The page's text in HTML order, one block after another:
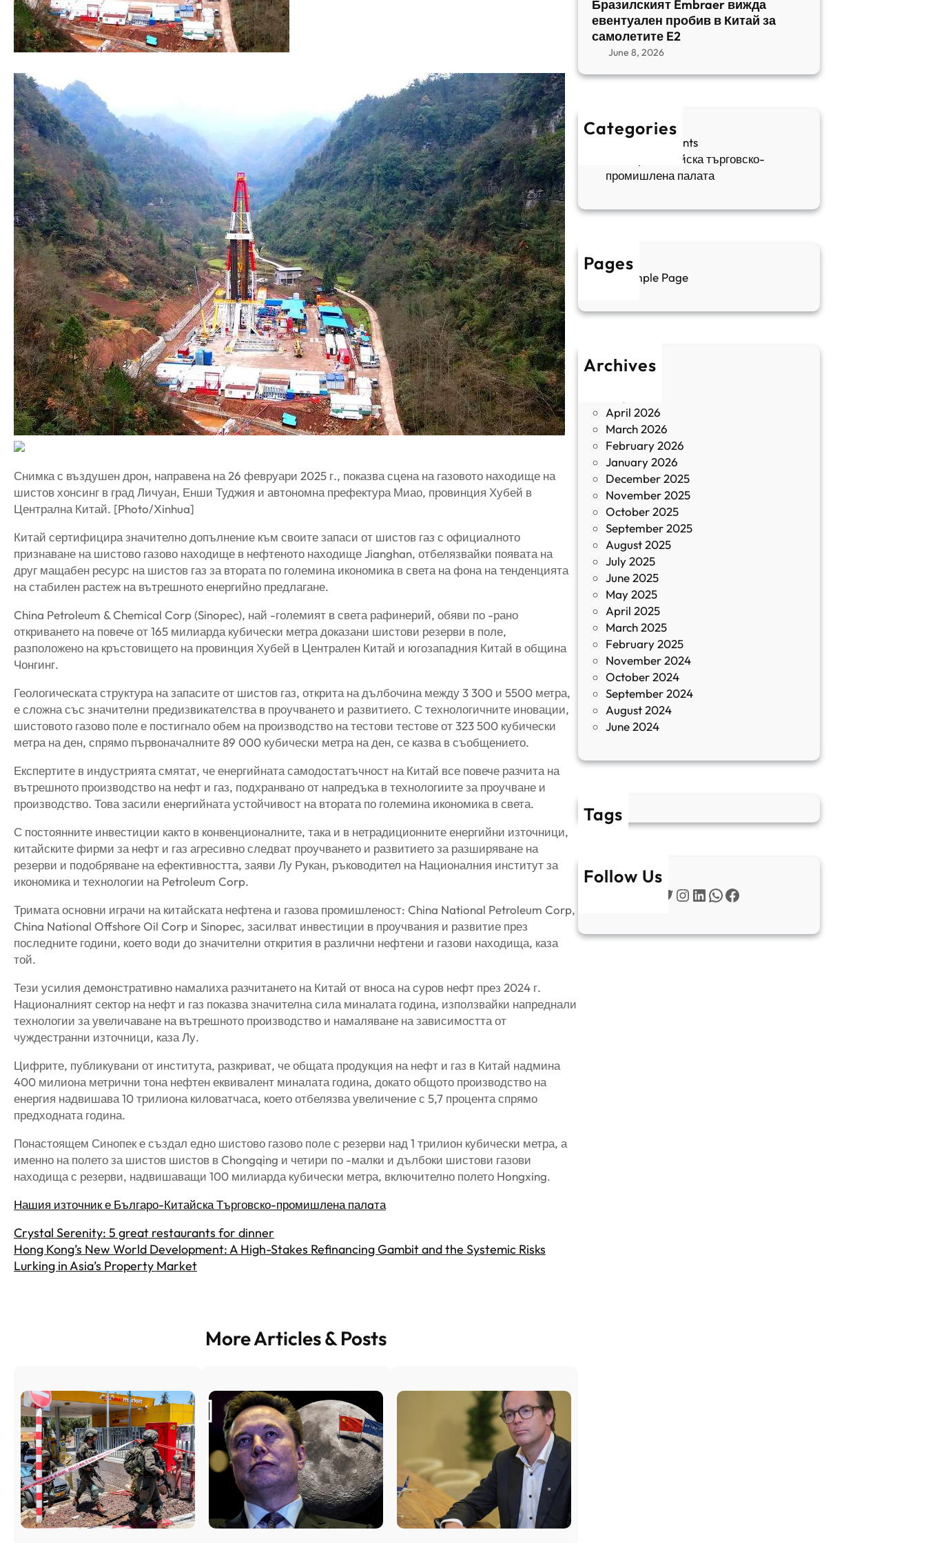
Снимка с въздушен дрон, направена на 26 февруари 2025 г., показва сцена на газовото находище на
шистов хонсинг в град Личуан, Енши Туджия и автономна префектура Миао, провинция Хубей в
Централна Китай. [Photo/Xinhua]
Китай сертифицира значително допълнение към своите запаси от шистов газ с официалното
признаване на шистово газово находище в нефтеното находище Jianghan, отбелязвайки появата на
друг мащабен ресурс на шистов газ за втората по големина икономика в света на фона на тенденцията
на стабилен растеж на вътрешното енергийно предлагане.
China Petroleum & Chemical Corp (Sinopec), най -големият в света рафинерий, обяви по -рано
откриването на повече от 165 милиарда кубически метра доказани шистови резерви в поле,
разположено на кръстовището на провинция Хубей в Централен Китай и югозападния Китай в община
Чонгинг.
Геологическата структура на запасите от шистов газ, открита на дълбочина между 3 300 и 5500 метра,
е сложна със значителни предизвикателства в проучването и развитието. С технологичните иновации,
шистовото газово поле е постигнало обем на производство на тестови тестове от 323 500 кубически
метра на ден, спрямо първоначалните 89 000 кубически метра на ден, се казва в съобщението.
Експертите в индустрията смятат, че енергийната самодостатъчност на Китай все повече разчита на
вътрешното производство на нефт и газ, подхранвано от напредъка в технологиите за проучване и
производство. Това засили енергийната устойчивост на втората по големина икономика в света.
С постоянните инвестиции както в конвенционалните, така и в нетрадиционните енергийни източници,
китайските фирми за нефт и газ агресивно следват проучването и развитието за разширяване на
резерви и подобряване на ефективността, заяви Лу Рукан, ръководител на Националния институт за
икономика и технологии на Petroleum Corp.
Тримата основни играчи на китайската нефтена и газова промишленост: China National Petroleum Corp,
China National Offshore Oil Corp и Sinopec, засилват инвестиции в проучвания и развитие през
последните години, което води до значителни открития в различни нефтени и газови находища, каза
той.
Тези усилия демонстративно намалиха разчитането на Китай от вноса на суров нефт през 2024 г.
Националният сектор на нефт и газ показва значителна сила миналата година, използвайки напреднали
технологии за увеличаване на вътрешното производство и намаляване на зависимостта от
чуждестранни източници, каза Лу.
Цифрите, публикувани от института, разкриват, че общата продукция на нефт и газ в Китай надмина
400 милиона метрични тона нефтен еквивалент миналата година, докато общото производство на
енергия надвишава 10 трилиона киловатчаса, което отбелязва увеличение с 5,7 процента спрямо
предходната година.
Понастоящем Синопек е създал едно шистово газово поле с резерви над 1 трилион кубически метра, а
именно на полето за шистов шистов в Chongqing и четири по -малки и дълбоки шистови газови
находища с резерви, надвишаващи 100 милиарда кубически метра, включително полето Hongxing.
Нашия източник е Българо-Китайска Търговско-промишлена палaта
Crystal Serenity: 5 great restaurants for dinner
Hong Kong’s New World Development: A High-Stakes Refinancing Gambit and the Systemic Risks
Lurking in Asia’s Property Market
More Articles & Posts
Бразилският Embraer вижда
евентуален пробив в Китай за
самолетите E2
June 8, 2026
Categories
Sofia Apartments
Българо-китайска търговско-
промишлена палата
Pages
Sample Page
Archives
April 2026
March 2026
February 2026
January 2026
December 2025
November 2025
October 2025
September 2025
August 2025
July 2025
June 2025
May 2025
April 2025
March 2025
February 2025
November 2024
October 2024
September 2024
August 2024
June 2024
Tags
Follow Us
Instagram LinkedIn WhatsApp Facebook